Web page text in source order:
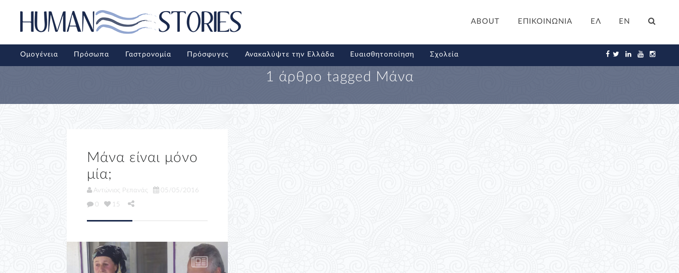
ABOUT ΕΠΙΚΟΙΝΩΝΙΑ ΕΛ EN
Ομογένεια Πρόσωπα Γαστρονομία Πρόσφυγες Ανακαλύψτε την Ελλάδα Ευαισθητοποίηση Σχολεία
1 άρθρο tagged Μάνα
Μάνα είναι μόνο
μία;
Αντώνιος Ρεπανάς
05/05/2016
0
15